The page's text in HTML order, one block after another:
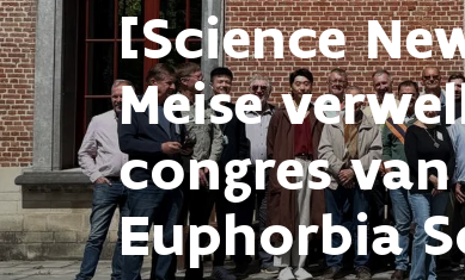
[Science
Meise
congres
Euphorbia